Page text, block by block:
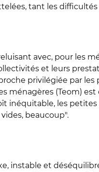
tant les
avec, pour les
et leurs
privilégiée par
(Teom)
inéquitable, les
beaucoup".
instable et